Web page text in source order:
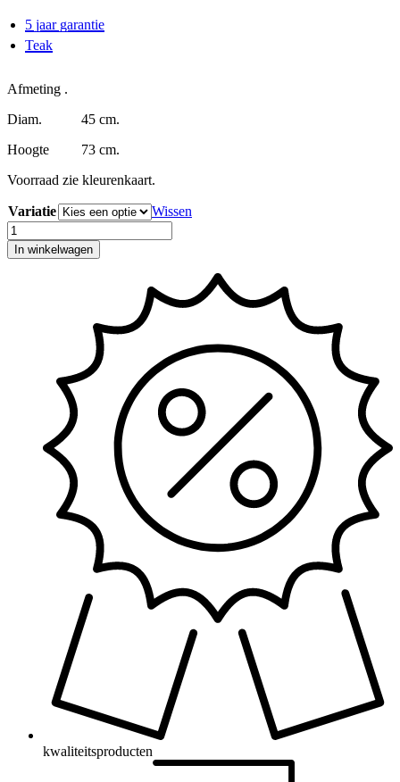
5 jaar garantie
Teak
Afmeting .
Diam. 45 cm.
Hoogte 73 cm.
Voorraad zie kleurenkaart.
Variatie
Wissen
Verdi
bijzettafel
45
In winkelwagen
kwaliteitsproducten